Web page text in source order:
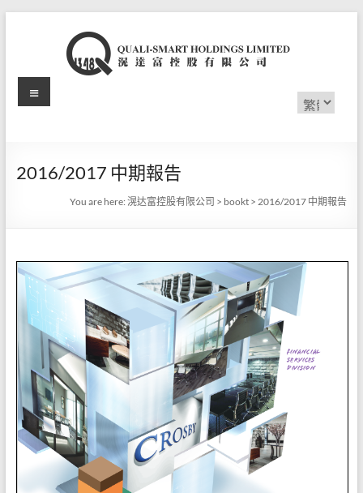
滉
富
有
限
公
司
Choose
a
Menu
2016/2017 中期報告
You are here:滉达富控股有限公司 > bookt >2016/2017 中期報告